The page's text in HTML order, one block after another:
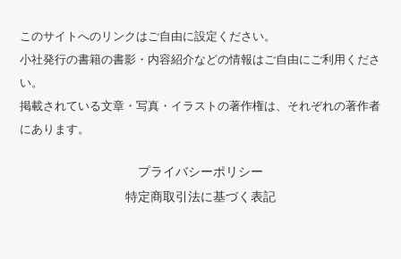
このサイトへのリンクはご自由に設定ください。
小社発行の書籍の書影・内容紹介などの情報はご自由にご利用くださ
い。
掲載されている文章・写真・イラストの著作権は、それぞれの著作者
にあります。
プライバシーポリシー
特定商取引法に基づく表記